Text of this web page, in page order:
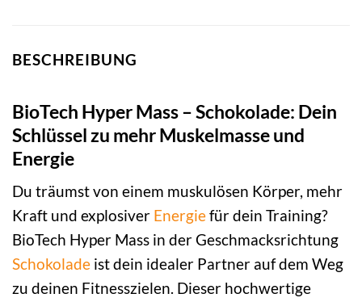
BESCHREIBUNG
BioTech Hyper Mass – Schokolade: Dein
Schlüssel zu mehr Muskelmasse und
Energie
Du träumst von einem muskulösen Körper, mehr
Kraft und explosiver Energiefür dein Training?
BioTech Hyper Mass in der Geschmacksrichtung
Schokolade ist dein idealer Partner auf dem Weg
zu deinen Fitnesszielen. Dieser hochwertige